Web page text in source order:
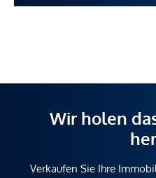
Wir holen
Verkaufen Sie Ihre